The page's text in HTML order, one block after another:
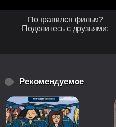
Понравился фильм?
Поделитесь с друзьями:
Рекомендуемое